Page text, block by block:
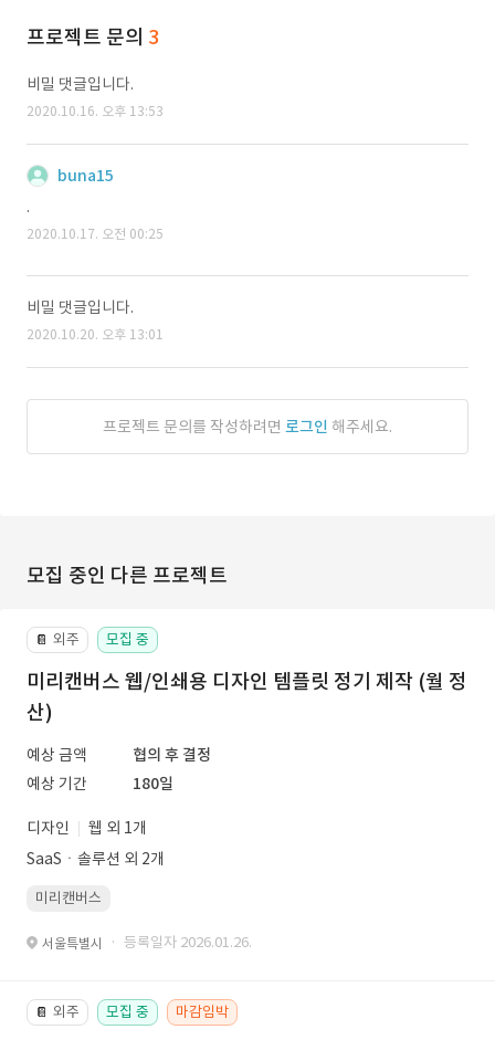
프로젝트 문의 3
비밀 댓글입니다.
2020.10.16. 오후 13:53
buna15
.
2020.10.17. 오전 00:25
비밀 댓글입니다.
2020.10.20. 오후 13:01
프로젝트 문의를 작성하려면 로그인 해주세요.
모집 중인 다른 프로젝트
📔 외주 모집 중
미리캔버스 웹/인쇄용 디자인 템플릿 정기 제작 (월 정
산)
예상 금액
협의 후 결정
예상 기간
180일
디자인
웹 외 1개
SaaSㆍ솔루션 외 2개
미리캔버스
서울특별시 · 등록일자 2026.01.26.
📔 외주 모집 중 마감임박